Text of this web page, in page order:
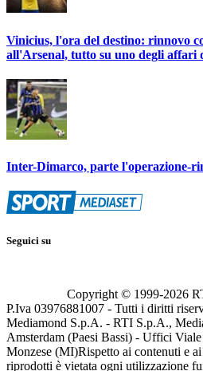
Vinicius, l'ora del destino: rinnovo
all'Arsenal, tutto su uno degli affari
Inter-Dimarco, parte l'operazione-
Seguici su
Copyright © 1999-2026
P.Iva 03976881007 - Tutti i diritti
Mediamond S.p.A. - RTI S.p.A.,
Amsterdam (Paesi Bassi) - Uffici
Monzese (MI)Rispetto ai contenuti e
riprodotti è vietata ogni utilizzazione